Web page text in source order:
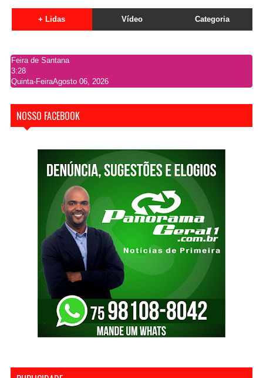
+ Lidas Vídeo Categoria
Feira de Santana
3:28
Quinta-FeiraAgosto 06, 2026
NOSSO FACEBOOK